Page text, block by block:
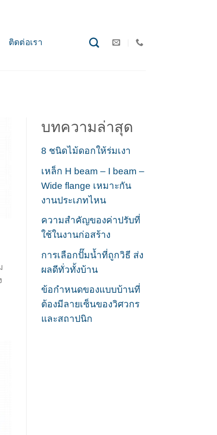
ติดต่อเรา
บทความล่าสุด
8 ชนิดไม้ดอกให้ร่มเงา
เหล็ก H beam – I beam –
Wide flange เหมาะกัน
งานประเภทไหน
ความสำคัญของค่าปรับที่
ใช้ในงานก่อสร้าง
การเลือกปั๊มน้ำที่ถูกวิธี ส่ง
ผลดีทั่วทั้งบ้าน
ข้อกำหนดของแบบบ้านที่
ต้องมีลายเซ็นของวิศวกร
และสถาปนิก